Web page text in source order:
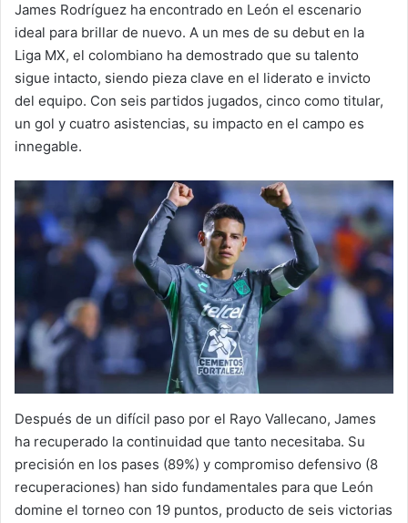
James Rodríguez ha encontrado en León el escenario
ideal para brillar de nuevo. A un mes de su debut en la
Liga MX, el colombiano ha demostrado que su talento
sigue intacto, siendo pieza clave en el liderato e invicto
del equipo. Con seis partidos jugados, cinco como titular,
un gol y cuatro asistencias, su impacto en el campo es
innegable.
Después de un difícil paso por el Rayo Vallecano, James
ha recuperado la continuidad que tanto necesitaba. Su
precisión en los pases (89%) y compromiso defensivo (8
recuperaciones) han sido fundamentales para que León
domine el torneo con 19 puntos, producto de seis victorias